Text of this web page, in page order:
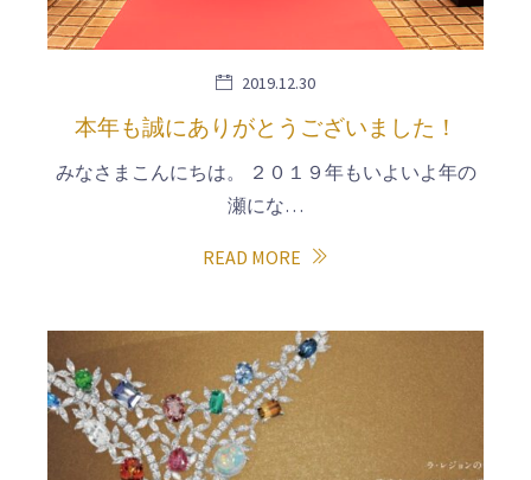
2019.12.30
本年も誠にありがとうございました！
みなさまこんにちは。 ２０１９年もいよいよ年の
瀬にな…
READ MORE